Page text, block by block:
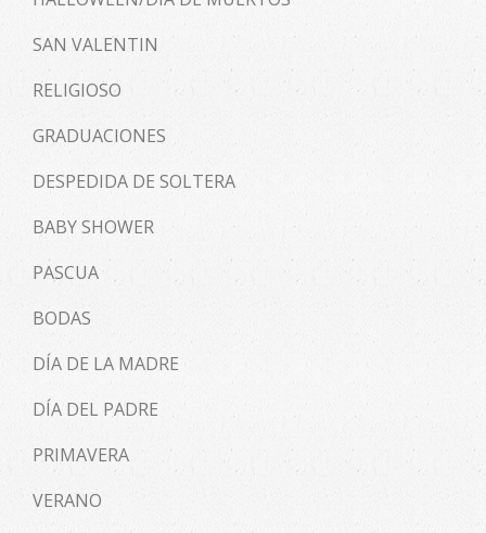
SAN VALENTIN
RELIGIOSO
GRADUACIONES
DESPEDIDA DE SOLTERA
BABY SHOWER
PASCUA
BODAS
DÍA DE LA MADRE
DÍA DEL PADRE
PRIMAVERA
VERANO